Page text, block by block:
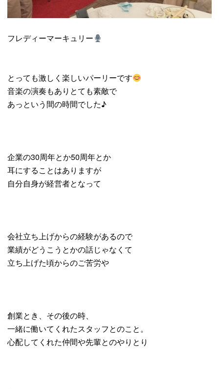
フレディーマーキュリー
とっても激しく楽しいパーリーです
音楽の演奏もありとても素敵で
あっという間の時間でした♪
企業の30周年とか50周年とか
耳にすることはありますが
自分自身が経営者となって
会社立ち上げからの経験があるので
業績がどうこうとかの話じゃなくて
立ち上げた頃からのご苦労や
創業とき、その後の時、
一緒に働いてくれたスタッフとのこと。
心配してくれた仲間や先輩とのやりとり